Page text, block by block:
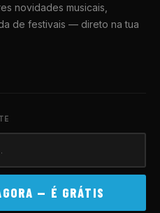
novidades musicais,
de festivais — direto na tua
— É GRÁTIS